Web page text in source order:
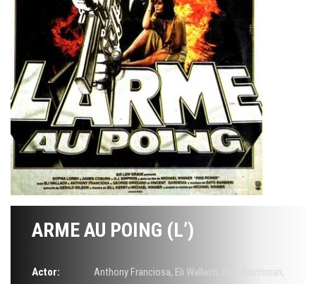
ARME AU POING (L’)
Actor: Anthony Franciosa, Eli Wallach Fred Stuthman,